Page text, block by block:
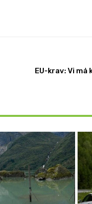
EU-krav: Vi